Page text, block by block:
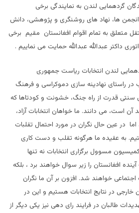
گردهمایی لندن به نمایندگی برخی
ها، نهاد های روشنگری و پژوهشی، دانش
به تمام اقوام افغانستان مقیم برخی
داکتر عبدالله عبدالله حمایت می نماییم .
لندن انتخابات ریاست جمهوری
راستای نهادینه سازی دموکراسی و فرهنگ
قدرت از راه جنگ، خشونت و کودتاها که
است، می دانند. ما خواهان انتخابات آزاد،
در عین حال نگران در مورد احتمال تقلبات
به عقیده ما هرگونه تقلب و دست کاری
مسوول برگزاری انتخابات نه تنها
افغانستان را زیر سوال خواهند برد ، بلکه
خواهند شد. افزون بر آن ما نگران
خارجی در نتایج انتخابات هستیم و این در
طالبان در فرایند رای دهی نیز یکی دیگر از